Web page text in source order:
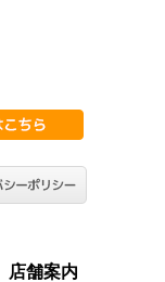
店舗案内